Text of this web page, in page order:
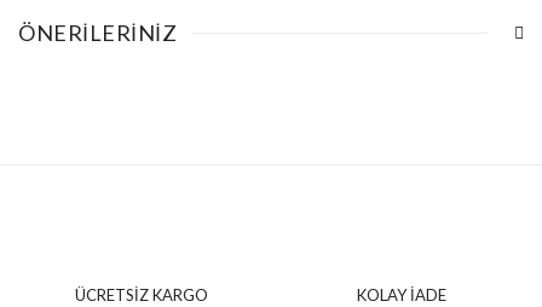
ÖNERILERINIZ
ÜCRETSİZ KARGO
KOLAY İADE